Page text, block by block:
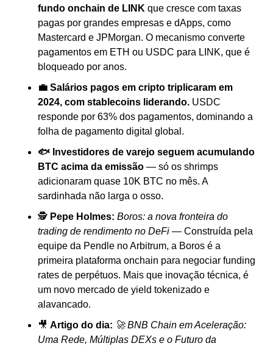
fundo onchain de LINK que cresce com taxas
pagas por grandes empresas e dApps, como
Mastercard e JPMorgan. O mecanismo converte
pagamentos em ETH ou USDC para LINK, que é
bloqueado por anos.
💼 Salários pagos em cripto triplicaram em
2024, com stablecoins liderando. USDC
responde por 63% dos pagamentos, dominando a
folha de pagamento digital global.
🐟 Investidores de varejo seguem acumulando
BTC acima da emissão — só os shrimps
adicionaram quase 10K BTC no mês. A
sardinhada não larga o osso.
🕵️ Pepe Holmes: Boros: a nova fronteira do
trading de rendimento no DeFi — Construída pela
equipe da Pendle no Arbitrum, a Boros é a
primeira plataforma onchain para negociar funding
rates de perpétuos. Mais que inovação técnica, é
um novo mercado de yield tokenizado e
alavancado.
🎥 Artigo do dia: 🚀 BNB Chain em Aceleração:
Uma Rede, Múltiplas DEXs e o Futuro da